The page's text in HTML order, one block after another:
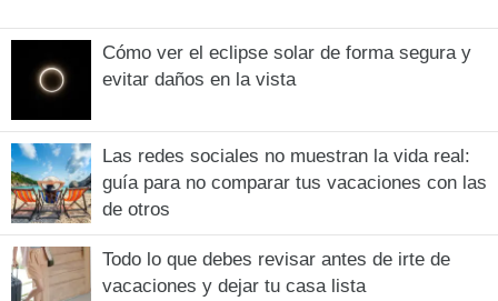
Cómo ver el eclipse solar de forma segura y
evitar daños en la vista
Las redes sociales no muestran la vida real:
guía para no comparar tus vacaciones con las
de otros
Todo lo que debes revisar antes de irte de
vacaciones y dejar tu casa lista